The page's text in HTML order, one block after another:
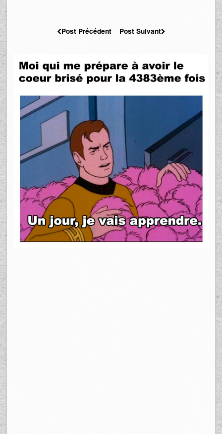
Post Précédent Post Suivant